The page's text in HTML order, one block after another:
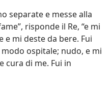
separate e messe alla
risponde il Re, “e mi
e mi deste da bere. Fui
ospitale; nudo, e mi
cura di me. Fui in